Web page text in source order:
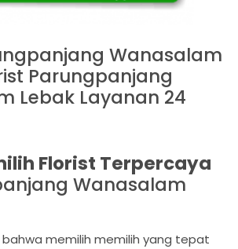
Wanasalam
Parungpanjang
Lebak Layanan 24
Florist Terpercaya
Wanasalam
bahwa memilih memilih yang tepat